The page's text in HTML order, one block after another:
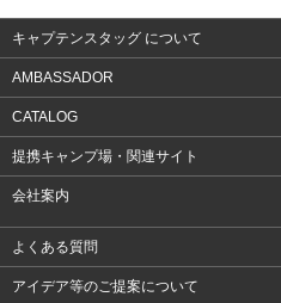
キャプテンスタッグ について
AMBASSADOR
CATALOG
提携キャンプ場・関連サイト
会社案内
よくある質問
アイデア等のご提案について